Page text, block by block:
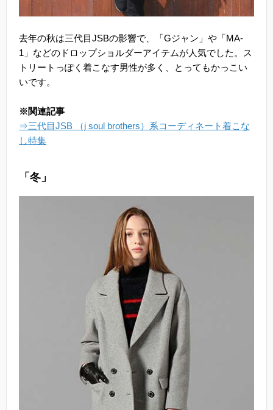
去年の秋は三代目JSBの影響で、「Gジャン」や「MA-
1」などのドロップショルダーアイテムが人気でした。ス
トリートっぽく着こなす男性が多く、とってもかっこい
いです。
※関連記事
⇒三代目JSB （j soul brothers）系コーディネート着こな
し特集
「冬」